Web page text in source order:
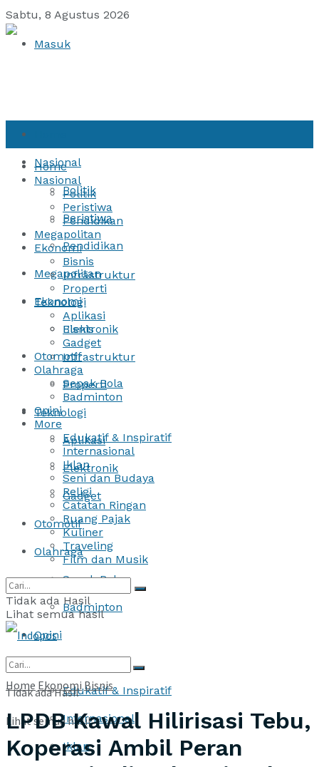
Sabtu, 8 Agustus 2026
Masuk
Nasional
Politik
Peristiwa
Pendidikan
Megapolitan
Ekonomi
Bisnis
Infrastruktur
Properti
Teknologi
Aplikasi
Elektronik
Gadget
Otomotif
Olahraga
Sepak Bola
Badminton
Opini
Edukatif & Inspiratif
Internasional
Iklan
Home
Nasional
Politik
Peristiwa
Pendidikan
Megapolitan
Ekonomi
Bisnis
Infrastruktur
Properti
Teknologi
Aplikasi
Elektronik
Gadget
Otomotif
Olahraga
Sepak Bola
Badminton
Opini
More
Edukatif & Inspiratif
Internasional
Iklan
Seni dan Budaya
Religi
Catatan Ringan
Ruang Pajak
Kuliner
Traveling
Film dan Musik
Tidak ada Hasil
Lihat semua hasil
Tidak ada Hasil
Lihat semua hasil
Home Ekonomi Bisnis
LPDB Kawal Hilirisasi Tebu,
Koperasi Ambil Peran